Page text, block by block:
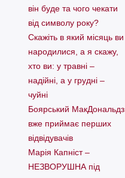
він буде та чого чекати
від символу року?
Скажіть в який місяць ви
народилися, а я скажу,
хто ви: у травні –
надійні, а у грудні –
чуйні
Боярський МакДональдз
вже приймає перших
відвідувачів
Марія Капніст –
НЕЗВОРУШНА під